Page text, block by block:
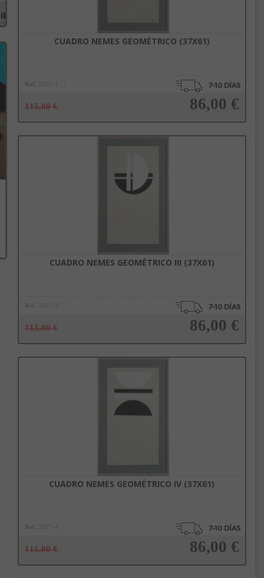
CUADRO NEMES GEOMÉTRICO (37X61)
Ref. 5397-1
115,00 € 86,00 €
CUADRO NEMES GEOMÉTRICO III (37X61)
Ref. 5397-3
115,00 € 86,00 €
CUADRO NEMES GEOMÉTRICO IV (37X61)
Ref. 5397-4
115,00 € 86,00 €